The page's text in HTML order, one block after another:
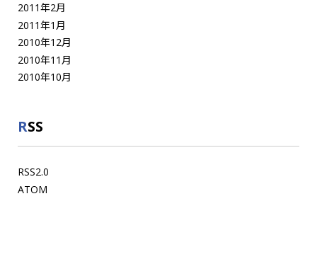
2011年2月
2011年1月
2010年12月
2010年11月
2010年10月
RSS
RSS2.0
ATOM